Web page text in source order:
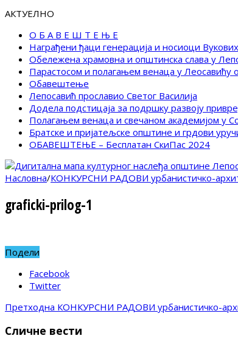
АКТУЕЛНО
О Б А В Е Ш Т Е Њ Е
Награђени ђаци генерација и носиоци
Обележена храмовна и општинска слава у
Парастосом и полагањем венаца у
Обавештење
Лепосавић прославио Светог Василија
Додела подстицаја за подршку развоју
Полагањем венаца и свечаном академијом у
Братске и пријатељске општине и грдови
ОБАВЕШТЕЊЕ – Бесплатан СкиПас 2024
Насловна/КОНКУРСНИ РАДОВИ урбанистичко-
graficki-prilog-1
Подели
Facebook
Twitter
Претходна КОНКУРСНИ РАДОВИ урбанистичко-
Сличне вести